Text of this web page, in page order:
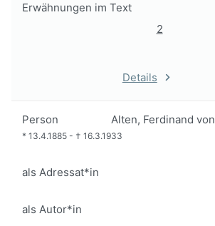
Erwähnungen im Text
2
Details
Person Alten, Ferdinand von
* 13.4.1885 - † 16.3.1933
als Adressat*in
als Autor*in